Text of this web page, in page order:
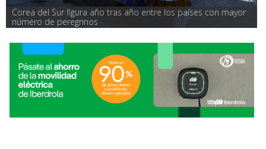
Corea del Sur figura año tras año entre los países con mayor
número de peregrinos